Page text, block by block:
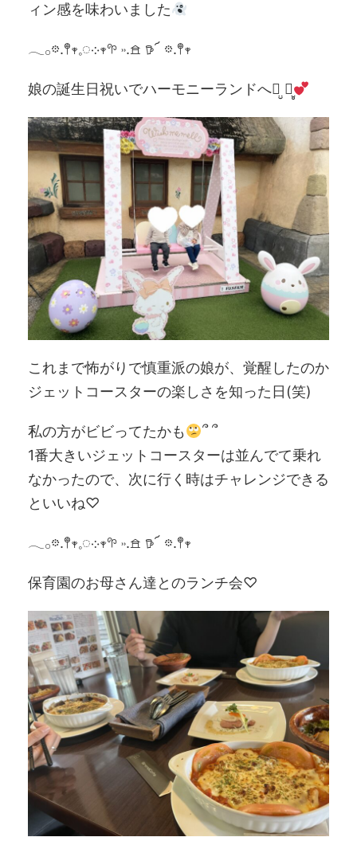
ィン感を味わいました
𓂃𓂂𖡼.𖤣𖥧𓈒◌܀𖥧𖧧 ˒˒.𖠿 𖠚՜ 𖡼.𖤣𖥧
娘の誕生日祝いでハーモニーランドへꪔ̤̮ ꪔ̤̥‎
これまで怖がりで慎重派の娘が、覚醒したのか
ジェットコースターの楽しさを知った日(笑)
私の方がビビってたかも
՞ ՞
1番大きいジェットコースターは並んでて乗れ
なかったので、次に行く時はチャレンジできる
といいね♡
𓂃𓂂𖡼.𖤣𖥧𓈒◌܀𖥧𖧧 ˒˒.𖠿 𖠚՜ 𖡼.𖤣𖥧
保育園のお母さん達とのランチ会♡